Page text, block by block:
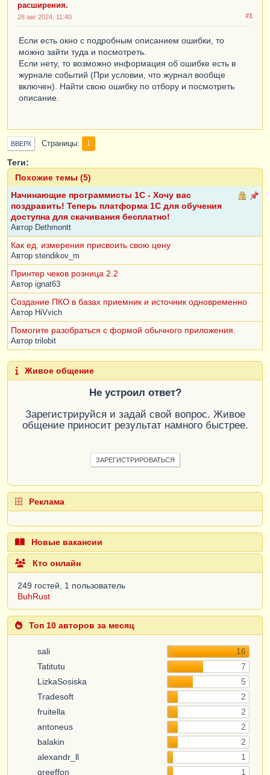
расширения.
#1
28 авг 2024, 11:40
Если есть окно с подробным описанием ошибки, то
можно зайти туда и посмотреть.
Если нету, то возможно информация об ошибке есть в
журнале событий (При условии, что журнал вообще
включен). Найти свою ошибку по отбору и посмотреть
описание.
ВВЕРХ Страницы 1
Теги:
Похожие темы (5)
Начинающие программисты 1С - Хочу вас
поздравить! Теперь платформа 1C для обучения
доступна для скачивания бесплатно!
Автор Dethmontt
Как ед. измерения присвоить свою цену
Автор stendikov_m
Принтер чеков розница 2.2
Автор ignat63
Создание ПКО в базах приемник и источник одновременно
Автор HiVvich
Помогите разобраться с формой обычного приложения.
Автор trilobit
Живое общение
Не устроил ответ?
Зарегистрируйся и задай свой вопрос. Живое
общение приносит результат намного быстрее.
ЗАРЕГИСТРИРОВАТЬСЯ
Реклама
Новые вакансии
Кто онлайн
249 гостей, 1 пользователь
BuhRust
Топ 10 авторов за месяц
sali
16
Tatitutu
7
LizkaSosiska
5
Tradesoft
2
fruitella
2
antoneus
2
balakin
2
alexandr_ll
1
greeffon
1